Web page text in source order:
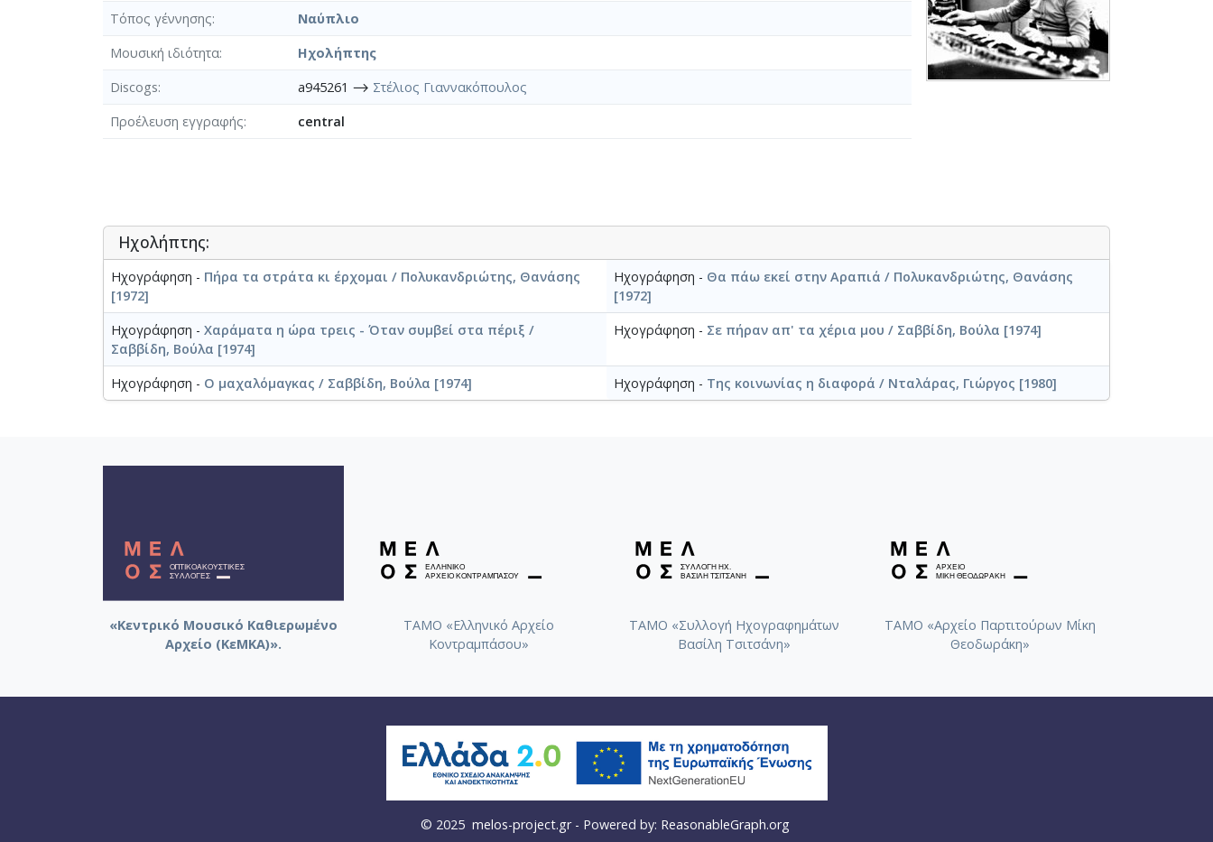
Τόπος γέννησης
Ναύπλιο
Μουσική ιδιότητα
Ηχολήπτης
Discogs
a945261 ⟶ Στέλιος Γιαννακόπουλος
Προέλευση εγγραφής
central
Ηχολήπτης:
Ηχογράφηση - Πήρα τα στράτα κι έρχομαι / Πολυκανδριώτης, Θανάσης
[1972]
Ηχογράφηση - Θα πάω εκεί στην Αραπιά / Πολυκανδριώτης, Θανάσης
[1972]
Ηχογράφηση - Χαράματα η ώρα τρεις - Όταν συμβεί στα πέριξ /
Σαββίδη, Βούλα [1974]
Ηχογράφηση - Σε πήραν απ' τα χέρια μου / Σαββίδη, Βούλα [1974]
Ηχογράφηση - Ο μαχαλόμαγκας / Σαββίδη, Βούλα [1974] Ηχογράφηση - Της κοινωνίας η διαφορά / Νταλάρας, Γιώργος [1980]
«Κεντρικό Μουσικό Καθιερωμένο
Αρχείο (ΚεΜΚΑ)».
ΤΑΜΟ «Ελληνικό Αρχείο
Κοντραμπάσου»
ΤΑΜΟ «Συλλογή Ηχογραφημάτων
Βασίλη Τσιτσάνη»
ΤΑΜΟ «Αρχείο Παρτιτούρων Μίκη
Θεοδωράκη»
© 2025 melos-project.gr- Powered by: ReasonableGraph.org